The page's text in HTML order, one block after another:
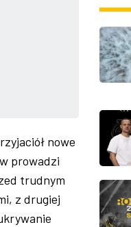
nowe
prowadzi
trudnym
z drugiej